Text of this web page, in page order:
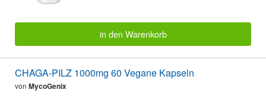
in den Warenkorb
CHAGA-PILZ 1000mg 60 Vegane Kapseln
von MycoGenix